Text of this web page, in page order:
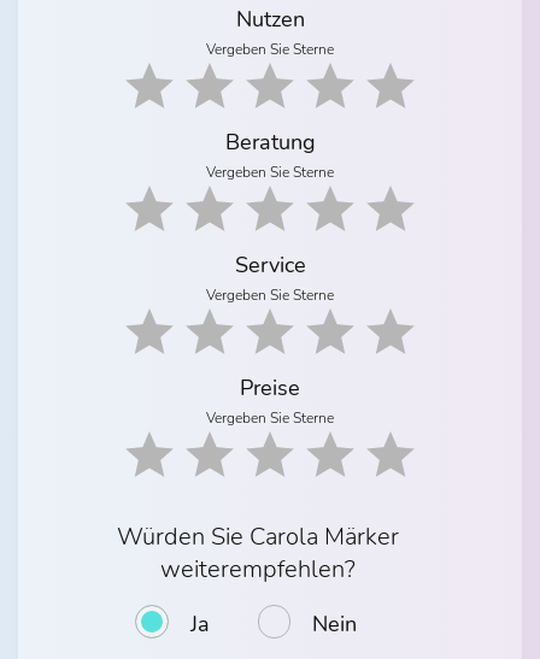
Nutzen
Vergeben Sie Sterne
Beratung
Vergeben Sie Sterne
Service
Vergeben Sie Sterne
Preise
Vergeben Sie Sterne
Würden Sie Carola Märker
weiterempfehlen?
Ja Nein